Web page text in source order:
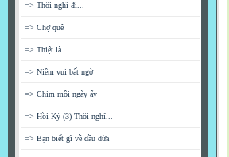
=> Thôi nghĩ đi...
=> Chợ quê
=> Thiệt là ...
=> Niềm vui bất ngờ
=> Chim mồi ngày ấy
=> Hồi Ký (3) Thôi nghĩ...
=> Bạn biết gì về dầu dừa